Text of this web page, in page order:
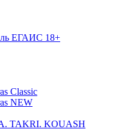
ЕГАИС 18+
Classic
NEW
TAKRI. KOUASH